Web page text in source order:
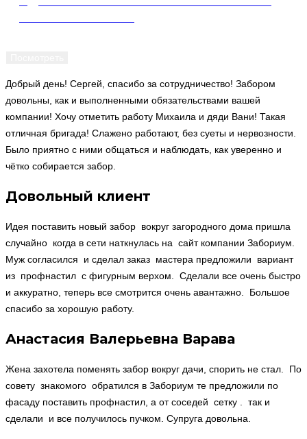
Добрый день! Сергей, спасибо за сотрудничество! Забором
довольны, как и выполненными обязательствами вашей
компании! Хочу отметить работу Михаила и дяди Вани! Такая
отличная бригада! Слажено работают, без суеты и нервозности.
Было приятно с ними общаться и наблюдать, как уверенно и
чётко собирается забор.
Довольный клиент
Идея поставить новый забор вокруг загородного дома пришла
случайно когда в сети наткнулась на сайт компании Забориум.
Муж согласился и сделал заказ мастера предложили вариант
из профнастил с фигурным верхом. Сделали все очень быстро
и аккуратно, теперь все смотрится очень авантажно. Большое
спасибо за хорошую работу.
Анастасия Валерьевна Варава
Жена захотела поменять забор вокруг дачи, спорить не стал. По
совету знакомого обратился в Забориум те предложили по
фасаду поставить профнастил, а от соседей сетку . так и
сделали и все получилось пучком. Супруга довольна.